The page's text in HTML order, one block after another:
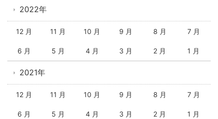
2022年
12 月 11 月 10 月 9 月 8 月 7 月
6 月 5 月 4 月 3 月 2 月 1 月
2021年
12 月 11 月 10 月 9 月 8 月 7 月
6 月 5 月 4 月 3 月 2 月 1 月